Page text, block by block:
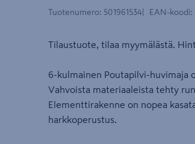
Tuotenumero: 501961534 EAN-koodi:
Tilaustuote, tilaa myymälästä.
6-kulmainen Poutapilvi-huvimaja
Vahvoista materiaaleista tehty
Elementtirakenne on nopea
harkkoperustus.